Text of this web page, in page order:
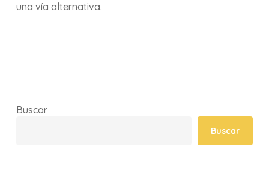
una vía alternativa.
Buscar
Buscar